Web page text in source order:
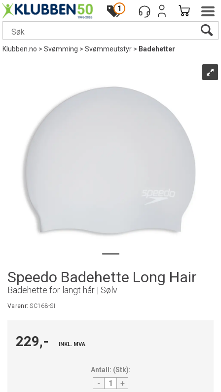
1
Klubben.no>Svømming>Svømmeutstyr> Badehetter
Speedo Badehette Long Hair
Badehette for langt hår | Sølv
Varenr:SC168-SI
229,- INKL. MVA
Antall: (Stk):
- +